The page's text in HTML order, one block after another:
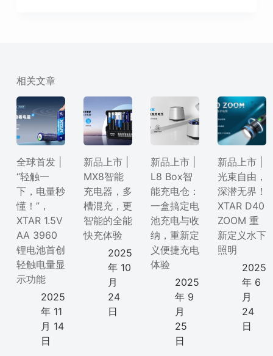
相关文章
全球首发 |
“轻触一
下，电量秒
懂！”，
XTAR 1.5V
AA 3960
锂电池首创
轻触电量显
示功能
2025
年 11
月 14
日
新品上市 |
MX8智能
充电器，多
槽混充，更
智能的全能
快充体验
2025
年 10
月
24
日
新品上市 |
L8 Box智
能充电仓：
一盒搞定电
池充电与收
纳，重新定
义便捷充电
体验
2025
年 9
月
25
日
新品上市 |
光束自由，
深潜无界！
XTAR D40
ZOOM 重
新定义水下
照明
2025
年 6
月
24
日